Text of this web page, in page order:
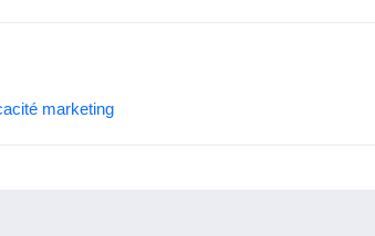
marketing